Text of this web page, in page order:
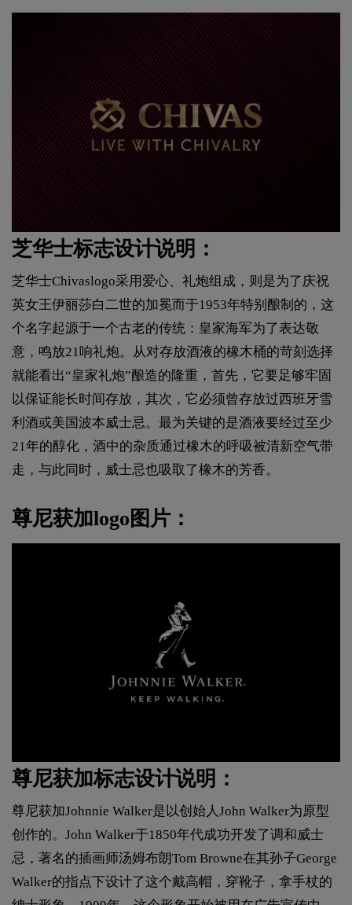
芝华士标志设计说明：
芝华士Chivaslogo采用爱心、礼炮组成，则是为了庆祝
英女王伊丽莎白二世的加冕而于1953年特别酿制的，这
个名字起源于一个古老的传统：皇家海军为了表达敬
意，鸣放21响礼炮。从对存放酒液的橡木桶的苛刻选择
就能看出“皇家礼炮”酿造的隆重，首先，它要足够牢固
以保证能长时间存放，其次，它必须曾存放过西班牙雪
利酒或美国波本威士忌。最为关键的是酒液要经过至少
21年的醇化，酒中的杂质通过橡木的呼吸被清新空气带
走，与此同时，威士忌也吸取了橡木的芳香。
尊尼获加logo图片：
尊尼获加标志设计说明：
尊尼获加Johnnie Walker是以创始人John Walker为原型
创作的。John Walker于1850年代成功开发了调和威士
忌，著名的插画师汤姆布朗Tom Browne在其孙子George
Walker的指点下设计了这个戴高帽，穿靴子，拿手杖的